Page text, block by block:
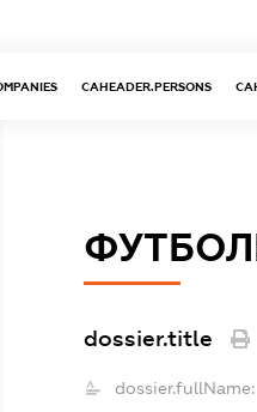
CAHEADER.PERSONS
dossier.title
dossier.fullName: